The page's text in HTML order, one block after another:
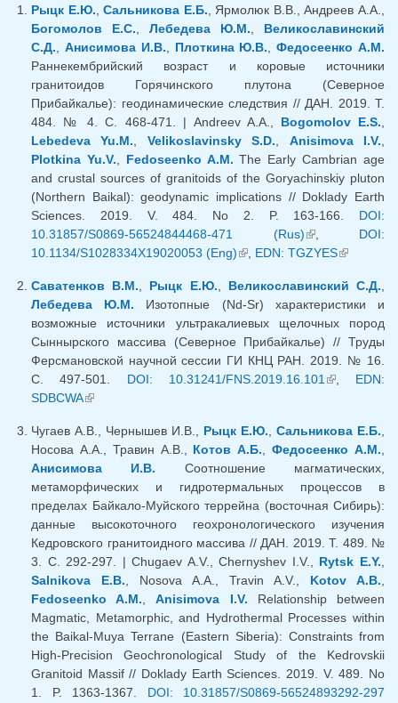
Рыцк Е.Ю. ,Сальникова Е.Б. , Ярмолюк В.В., Андреев А.А.,
Богомолов Е.С.
Лебедева Ю.М.
Великославинский
С.Д.
Анисимова И.В. Плоткина Ю.В. ,Федосеенко А.М.
Раннекембрийский возраст и коровые источники
гранитоидов Горячинского плутона (Северное
Прибайкалье): геодинамические следствия // ДАН. 2019. Т.
484. № 4. С. 468-471. | Andreev A.A., Bogomolov E.S.
Lebedeva Yu.M.
Velikoslavinsky S.D. Anisimova I.V.
Plotkina Yu.V.
Fedoseenko A.M. The Early Cambrian age
and crustal sources of granitoids of the Goryachinskiy pluton
(Northern Baikal): geodynamic implications // Doklady Earth
Sciences. 2019. V. 484. No 2. P. 163-166. DOI:
10.31857/S0869-56524844468-471 (Rus)(link is
external)
, DOI:
10.1134/S1028334X19020053 (Eng)(link is external)
EDN: TGZYES(link is
Саватенков В.М.
Рыцк Е.Ю. Великославинский С.Д.
Лебедева Ю.М. Изотопные (Nd-Sr) характеристики и
возможные источники ультракалиевых щелочных пород
Сыннырского массива (Северное Прибайкалье) // Труды
Ферсмановской научной сессии ГИ КНЦ РАН. 2019. № 16.
С. 497-501. DOI: 10.31241/FNS.2019.16.101 (link is
, EDN:
SDBCWA(link is external)
Чугаев А.В., Чернышев И.В., Рыцк Е.Ю. Сальникова Е.Б.
Носова А.А., Травин А.В., Котов А.Б. ,Федосеенко А.М.
Анисимова И.В. Соотношение магматических,
метаморфических и гидротермальных процессов в
пределах Байкало-Муйского террейна (восточная Сибирь):
данные высокоточного геохронологического изучения
Кедровского гранитоидного массива // ДАН. 2019. Т. 489. №
3. С. 292-297. | Chugaev A.V., Chernyshev I.V., Rytsk E.Y.
Salnikova E.B. , Nosova A.A., Travin A.V., Kotov A.B.
Fedoseenko A.M. ,Anisimova I.V. Relationship between
Magmatic, Metamorphic, and Hydrothermal Processes within
the Baikal-Muya Terrane (Eastern Siberia): Constraints from
High-Precision Geochronological Study of the Kedrovskii
Granitoid Massif // Doklady Earth Sciences. 2019. V. 489. No
1. P. 1363-1367. DOI: 10.31857/S0869-56524893292-297